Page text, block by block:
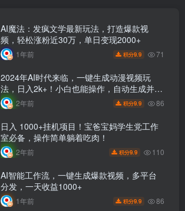
AI魔法：发疯文学最新玩法，打造爆款视
频，轻松涨粉近30万，单日变现2000+
1年前 积分9.9 71
2024年AI时代来临，一键生成动漫视频玩
法，日入2k+！小白也能操作，自动生成并分
发各大平台！
2年前 积分9.9 86
日入 1000+挂机项目！宝爸宝妈学生党工作
室必备，操作简单躺着吃肉！
2年前 积分9.9 110
AI智能工作流，一键生成爆款视频，多平台
分发，一天收益1000+
1年前 积分9.9 86